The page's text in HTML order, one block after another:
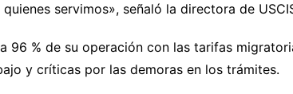
servimos», señaló la directora de
96 % de su operación con las tarifas
y críticas por las demoras en los trámites.